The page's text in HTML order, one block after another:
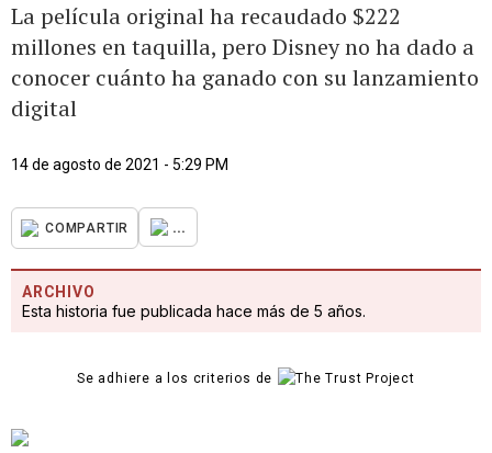
La película original ha recaudado $222
millones en taquilla, pero Disney no ha dado a
conocer cuánto ha ganado con su lanzamiento
digital
14 de agosto de 2021 - 5:29 PM
COMPARTIR ...
ARCHIVO
Esta historia fue publicada hace más de 5 años.
Se adhiere a los criterios de